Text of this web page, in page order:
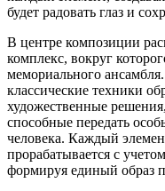
будет радовать глаз и
В центре композиции
комплекс, вокруг
мемориального
классические техники
художественные
способные передать
человека. Каждый
прорабатывается с
формируя единый образ